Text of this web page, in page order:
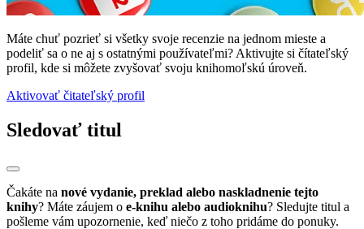
Máte chuť pozrieť si všetky svoje recenzie na jednom mieste a
podeliť sa o ne aj s ostatnými používateľmi? Aktivujte si čítateľský
profil, kde si môžete zvyšovať svoju knihomoľskú úroveň.
Aktivovať čitateľský profil
Sledovať titul
Čakáte na nové vydanie, preklad alebo naskladnenie tejto
knihy? Máte záujem o e-knihu alebo audioknihu? Sledujte titul a
pošleme vám upozornenie, keď niečo z toho pridáme do ponuky.